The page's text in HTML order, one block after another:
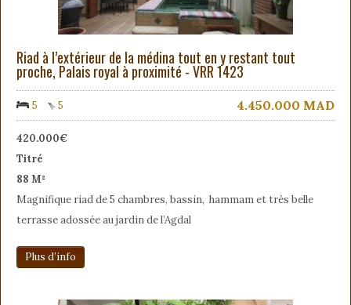
Riad à l’extérieur de la médina tout en y restant tout
proche, Palais royal à proximité - VRR 1423
5 5 4.450.000 MAD
420.000€
Titré
88 M²
Magnifique riad de 5 chambres, bassin, hammam et très belle
terrasse adossée au jardin de l’Agdal
Plus d’info